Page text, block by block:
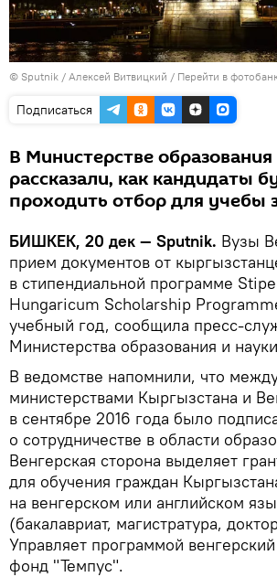
© Sputnik / Алексей Витвицкий / Перейти в
Подписаться
В Министерстве
рассказали, как кандидаты
проходить отбор для учебы
БИШКЕК, 20 дек — Sputnik. Вузы
прием документов от
в стипендиальной программе
Hungaricum Scholarship
учебный год, сообщила пресс-
Министерства образования и
В ведомстве напомнили, что
министерствами Кыргызстана и
в сентябре 2016 года было
о сотрудничестве в области
Венгерская сторона выделяет
для обучения граждан
на венгерском или английском
(бакалавриат, магистратура,
Управляет программой
фонд "Темпус".